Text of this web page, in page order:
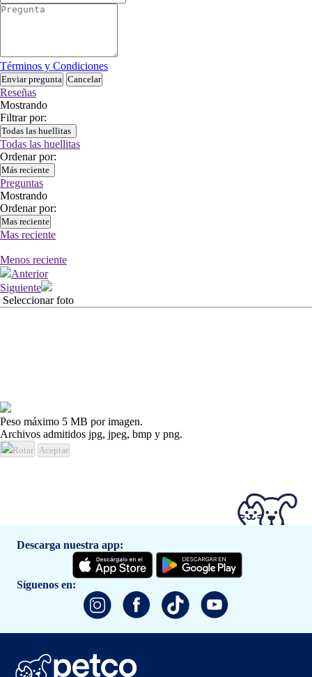
Términos y Condiciones
Enviar pregunta Cancelar
Reseñas
Mostrando
Filtrar por:
Todas las huellitas
Todas las huellitas
Ordenar por:
Más reciente
Preguntas
Mostrando
Ordenar por:
Mas reciente
Mas reciente
Menos reciente
Anterior
Siguiente
Seleccionar foto
Peso máximo 5 MB por imagen.
Archivos admitidos jpg, jpeg, bmp y png.
Rotar Aceptar
Descarga nuestra app:
Síguenos en: